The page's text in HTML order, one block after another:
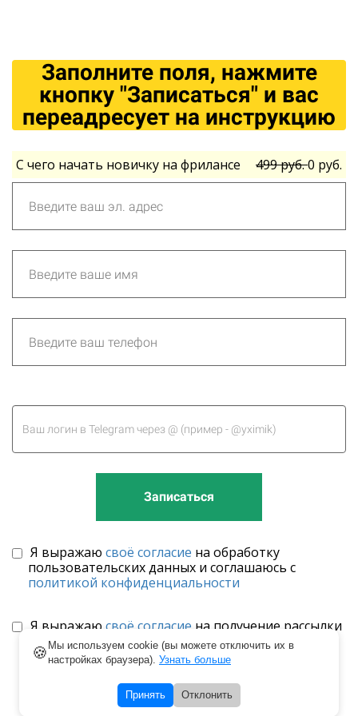
Заполните поля, нажмите
кнопку "Записаться" и вас
переадресует на инструкцию
С чего начать новичку на фрилансе 499 руб.0 руб.
Записаться
Я выражаю своё согласие на обработку
пользовательских данных и соглашаюсь с
политикой конфиденциальности
Я выражаю своё согласие на получение рассылки
рекламно-информационных материалов
🍪 Мы используем cookie (вы можете отключить их в
настройках браузера). Узнать больше
Принять Отклонить